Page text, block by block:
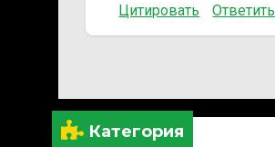
Категория
Цитировать Ответить